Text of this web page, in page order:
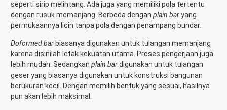
seperti sirip melintang. Ada juga yang memiliki pola tertentu
dengan rusuk memanjang. Berbeda dengan plain baryang
permukaannya licin tanpa pola dengan penampang bundar.
Doformed bar biasanya digunakan untuk tulangan memanjang
karena disinilah letak kekuatan utama. Proses pengerjaan juga
lebih mudah. Sedangkan plain bardigunakan untuk tulangan
geser yang biasanya digunakan untuk konstruksi bangunan
berukuran kecil. Dengan memilih bentuk yang sesuai, hasilnya
pun akan lebih maksimal.